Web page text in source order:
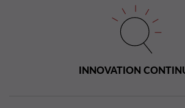
INNOVATION